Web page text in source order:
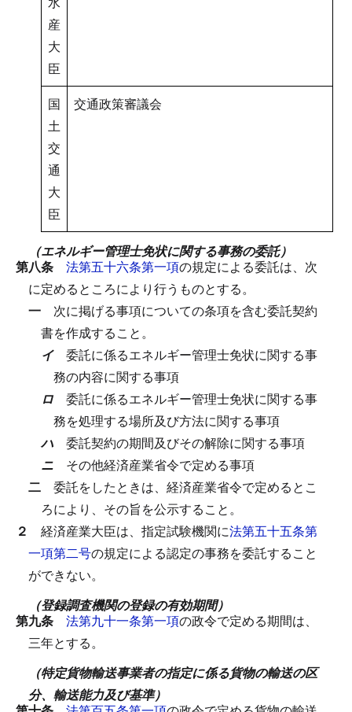
産
大
臣
国
土
交
通
大
臣
交通政策審議会
（エネルギー管理士免状に関する事務の委託）
第八条 法第五十六条第一項の規定による委託は、次
に定めるところにより行うものとする。
一 次に掲げる事項についての条項を含む委託契約
書を作成すること。
イ 委託に係るエネルギー管理士免状に関する事
務の内容に関する事項
ロ 委託に係るエネルギー管理士免状に関する事
務を処理する場所及び方法に関する事項
ハ 委託契約の期間及びその解除に関する事項
ニ その他経済産業省令で定める事項
二 委託をしたときは、経済産業省令で定めるとこ
ろにより、その旨を公示すること。
２ 経済産業大臣は、指定試験機関に法第五十五条第
一項第二号の規定による認定の事務を委託すること
ができない。
（登録調査機関の登録の有効期間）
第九条 法第九十一条第一項の政令で定める期間は、
三年とする。
（特定貨物輸送事業者の指定に係る貨物の輸送の区
分、輸送能力及び基準）